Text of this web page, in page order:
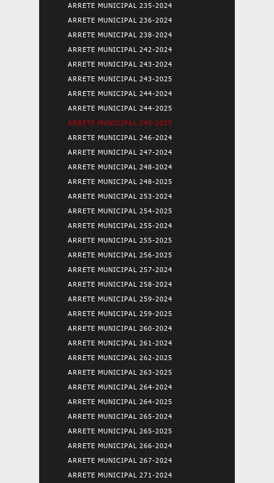
ARRETE MUNICIPAL 235-2024
ARRETE MUNICIPAL 236-2024
ARRETE MUNICIPAL 238-2024
ARRETE MUNICIPAL 242-2024
ARRETE MUNICIPAL 243-2024
ARRETE MUNICIPAL 243-2025
ARRETE MUNICIPAL 244-2024
ARRETE MUNICIPAL 244-2025
ARRETE MUNICIPAL 245-2025
ARRETE MUNICIPAL 246-2024
ARRETE MUNICIPAL 247-2024
ARRETE MUNICIPAL 248-2024
ARRETE MUNICIPAL 248-2025
ARRETE MUNICIPAL 253-2024
ARRETE MUNICIPAL 254-2025
ARRETE MUNICIPAL 255-2024
ARRETE MUNICIPAL 255-2025
ARRETE MUNICIPAL 256-2025
ARRETE MUNICIPAL 257-2024
ARRETE MUNICIPAL 258-2024
ARRETE MUNICIPAL 259-2024
ARRETE MUNICIPAL 259-2025
ARRETE MUNICIPAL 260-2024
ARRETE MUNICIPAL 261-2024
ARRETE MUNICIPAL 262-2025
ARRETE MUNICIPAL 263-2025
ARRETE MUNICIPAL 264-2024
ARRETE MUNICIPAL 264-2025
ARRETE MUNICIPAL 265-2024
ARRETE MUNICIPAL 265-2025
ARRETE MUNICIPAL 266-2024
ARRETE MUNICIPAL 267-2024
ARRETE MUNICIPAL 271-2024